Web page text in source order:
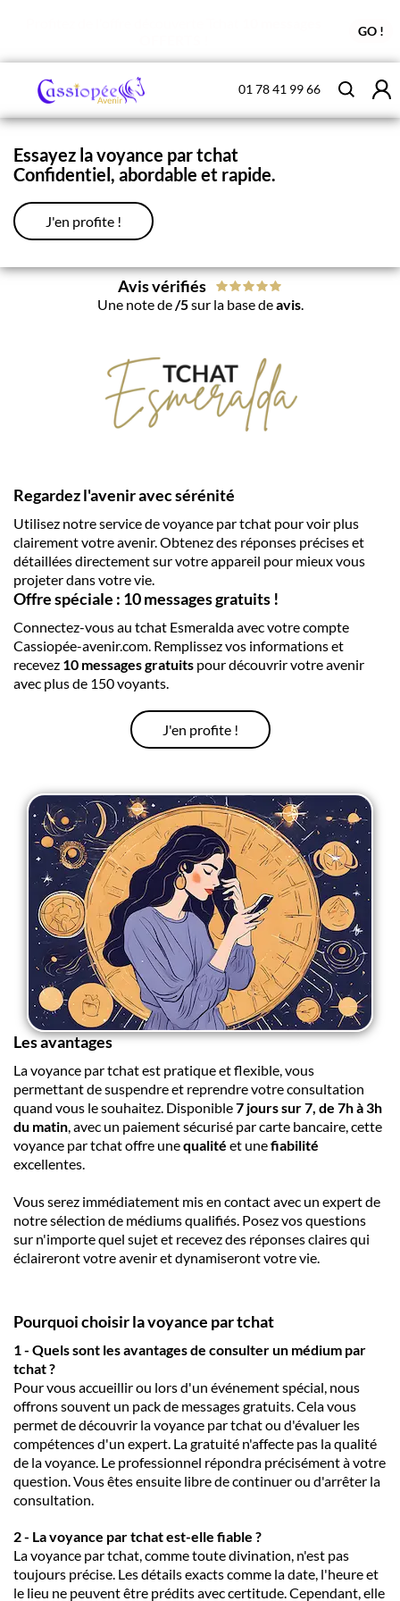
GO !
01 78 41 99 66
Essayez la voyance par tchat
Confidentiel, abordable et rapide.
J'en profite !
Avis vérifiés
Une note de/5sur la base deavis.
Regardez l'avenir avec sérénité
Utilisez notre service de voyance par tchat pour voir plus
clairement votre avenir. Obtenez des réponses précises et
détaillées directement sur votre appareil pour mieux vous
projeter dans votre vie.
Offre spéciale : 10 messages gratuits !
Connectez-vous au tchat Esmeralda avec votre compte
Cassiopée-avenir.com. Remplissez vos informations et
recevez 10 messages gratuits pour découvrir votre avenir
avec plus de 150 voyants.
J'en profite !
Les avantages
La voyance par tchat est pratique et flexible, vous
permettant de suspendre et reprendre votre consultation
quand vous le souhaitez. Disponible7 jours sur 7, de 7h à 3h
du matin, avec un paiement sécurisé par carte bancaire, cette
voyance par tchat offre unequalité et unefiabilité
excellentes.
Vous serez immédiatement mis en contact avec un expert de
notre sélection de médiums qualifiés. Posez vos questions
sur n'importe quel sujet et recevez des réponses claires qui
éclaireront votre avenir et dynamiseront votre vie.
Pourquoi choisir la voyance par tchat
1 - Quels sont les avantages de consulter un médium par
tchat ?
Pour vous accueillir ou lors d'un événement spécial, nous
offrons souvent un pack de messages gratuits. Cela vous
permet de découvrir la voyance par tchat ou d'évaluer les
compétences d'un expert. La gratuité n'affecte pas la qualité
de la voyance. Le professionnel répondra précisément à votre
question. Vous êtes ensuite libre de continuer ou d'arrêter la
consultation.
2 - La voyance par tchat est-elle fiable ?
La voyance par tchat, comme toute divination, n'est pas
toujours précise. Les détails exacts comme la date, l'heure et
le lieu ne peuvent être prédits avec certitude. Cependant, elle